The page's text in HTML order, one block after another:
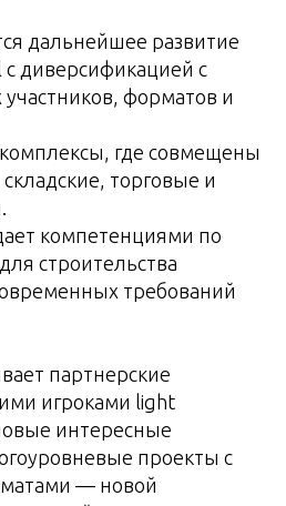
дальнейшее развитие
диверсификацией с
форматов и
где совмещены
торговые и
компетенциями по
строительства
требований
партнерские
игроками light
интересные
проекты с
— новой